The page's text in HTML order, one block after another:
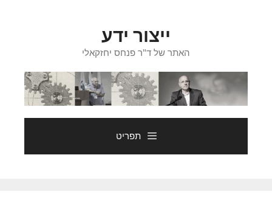
ייצור ידע
האתר של ד"ר פנחס יחזקאלי
תפריט